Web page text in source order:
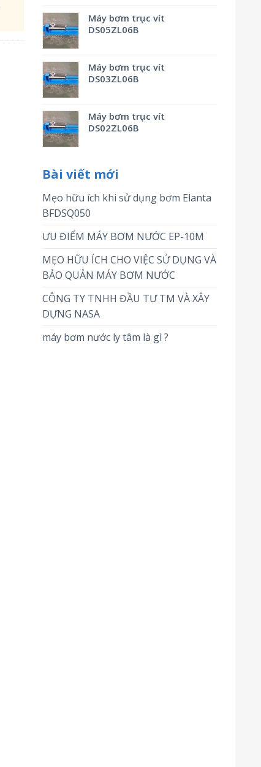
Máy bơm trục vít
DS05ZL06B
Máy bơm trục vít
DS03ZL06B
Máy bơm trục vít
DS02ZL06B
Bài viết mới
Mẹo hữu ích khi sử dụng bơm Elanta
BFDSQ050
ƯU ĐIỂM MÁY BƠM NƯỚC EP-10M
MẸO HỮU ÍCH CHO VIỆC SỬ DỤNG VÀ
BẢO QUẢN MÁY BƠM NƯỚC
CÔNG TY TNHH ĐẦU TƯ TM VÀ XÂY
DỰNG NASA
máy bơm nước ly tâm là gì ?